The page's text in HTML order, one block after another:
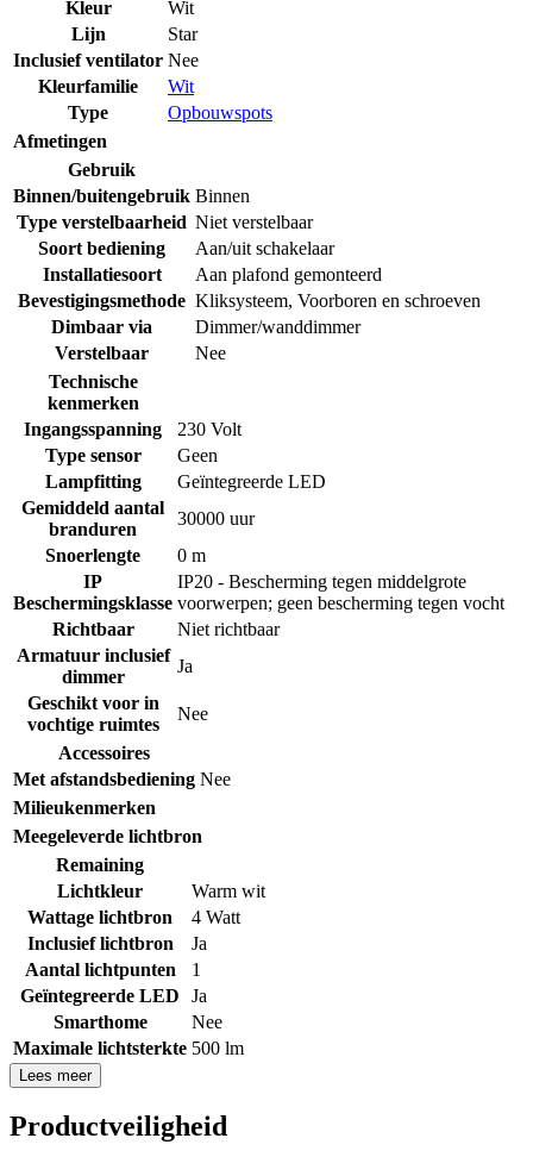
Kleur
Wit
Lijn
Star
Inclusief ventilator Nee
Kleurfamilie
Wit
Type
Opbouwspots
Afmetingen
Gebruik
Binnen/buitengebruik Binnen
Type verstelbaarheid Niet verstelbaar
Soort bediening
Aan/uit schakelaar
Installatiesoort
Aan plafond gemonteerd
Bevestigingsmethode Kliksysteem, Voorboren en schroeven
Dimbaar via
Dimmer/wanddimmer
Verstelbaar
Nee
Technische
kenmerken
Ingangsspanning
230 Volt
Type sensor
Geen
Lampfitting
Geïntegreerde LED
Gemiddeld aantal
branduren
30000 uur
Snoerlengte
0 m
IP
Beschermingsklasse
IP20 - Bescherming tegen middelgrote
voorwerpen; geen bescherming tegen vocht
Richtbaar
Niet richtbaar
Armatuur inclusief
dimmer
Ja
Geschikt voor in
vochtige ruimtes
Nee
Accessoires
Met afstandsbediening Nee
Milieukenmerken
Meegeleverde lichtbron
Remaining
Lichtkleur
Warm wit
Wattage lichtbron
4 Watt
Inclusief lichtbron
Ja
Aantal lichtpunten
1
Geïntegreerde LED
Ja
Smarthome
Nee
Maximale lichtsterkte 500 lm
Lees meer
Productveiligheid